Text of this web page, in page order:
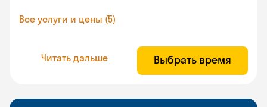
Все услуги и цены (5)
Читать дальше Выбрать время